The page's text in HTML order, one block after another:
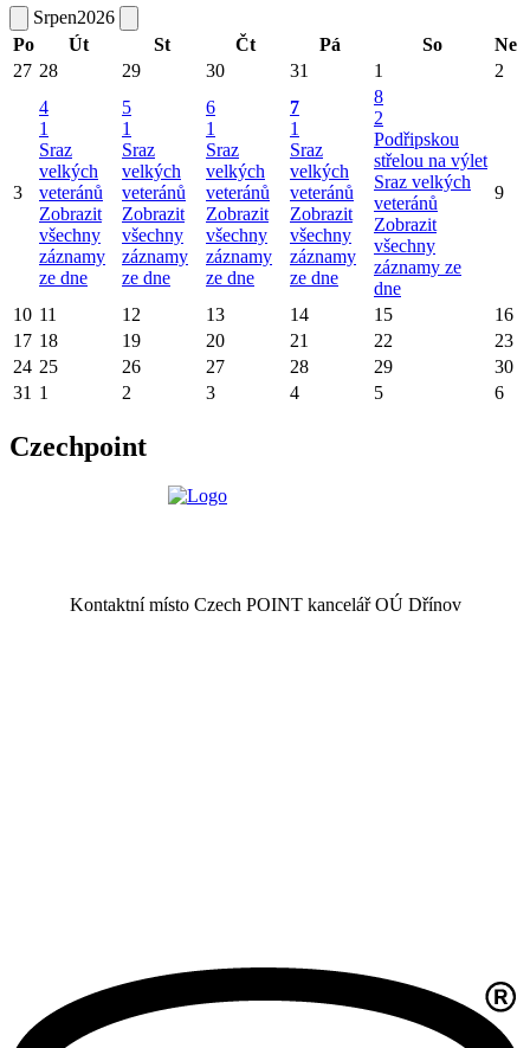
Srpen2026
Po
Út St Čt Pá So
Ne
27 28 29 30 31 1 2
3
4
1
Sraz
velkých
veteránů
Zobrazit
všechny
záznamy
ze dne
5
1
Sraz
velkých
veteránů
Zobrazit
všechny
záznamy
ze dne
6
1
Sraz
velkých
veteránů
Zobrazit
všechny
záznamy
ze dne
7
1
Sraz
velkých
veteránů
Zobrazit
všechny
záznamy
ze dne
8
2
Podřipskou
střelou na výlet
Sraz velkých
veteránů
Zobrazit
všechny
záznamy ze
dne
9
10 11 12 13 14 15
16
17 18 19 20 21 22
23
24 25 26 27 28 29
30
31 1 2 3 4 5 6
Czechpoint
Kontaktní místo Czech POINT kancelář OÚ Dřínov